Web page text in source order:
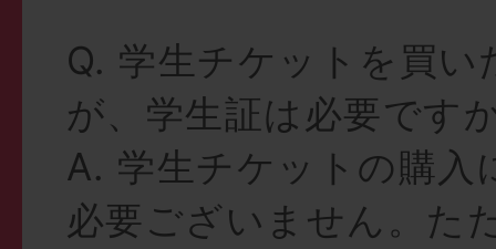
Q. 学生チケットを買い
が、学生証は必要です
A. 学生チケットの購入
必要ございません。た